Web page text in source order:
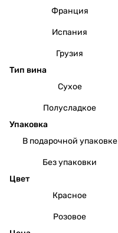
Франция
Испания
Грузия
Тип вина
Сухое
Полусладкое
Упаковка
В подарочной упаковке
Без упаковки
Цвет
Красное
Розовое